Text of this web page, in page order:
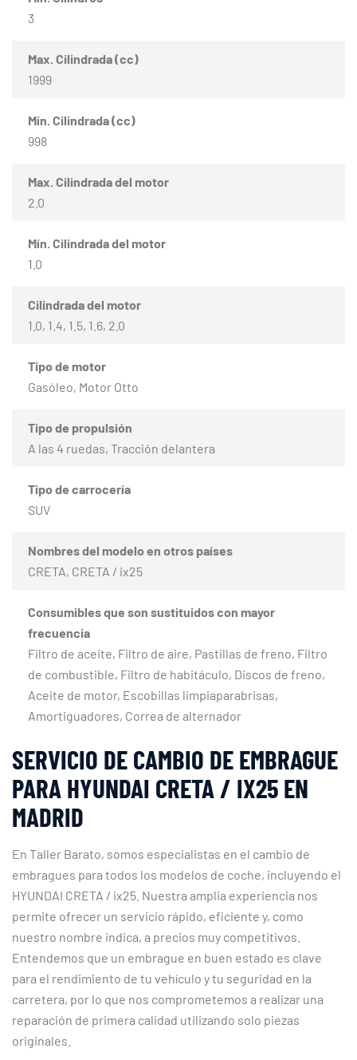
3
Max. Cilindrada (cc)
1999
Mín. Cilindrada (cc)
998
Max. Cilindrada del motor
2.0
Mín. Cilindrada del motor
1.0
Cilindrada del motor
1.0, 1.4, 1.5, 1.6, 2.0
Tipo de motor
Gasóleo, Motor Otto
Tipo de propulsión
A las 4 ruedas, Tracción delantera
Tipo de carrocería
SUV
Nombres del modelo en otros países
CRETA, CRETA / ix25
Consumibles que son sustituidos con mayor
frecuencia
Filtro de aceite, Filtro de aire, Pastillas de freno, Filtro
de combustible, Filtro de habitáculo, Discos de freno,
Aceite de motor, Escobillas limpiaparabrisas,
Amortiguadores, Correa de alternador
SERVICIO DE CAMBIO DE EMBRAGUE
PARA HYUNDAI CRETA / IX25 EN
MADRID
En Taller Barato, somos especialistas en el cambio de
embragues para todos los modelos de coche, incluyendo el
HYUNDAI CRETA / ix25. Nuestra amplia experiencia nos
permite ofrecer un servicio rápido, eficiente y, como
nuestro nombre indica, a precios muy competitivos.
Entendemos que un embrague en buen estado es clave
para el rendimiento de tu vehículo y tu seguridad en la
carretera, por lo que nos comprometemos a realizar una
reparación de primera calidad utilizando solo piezas
originales.